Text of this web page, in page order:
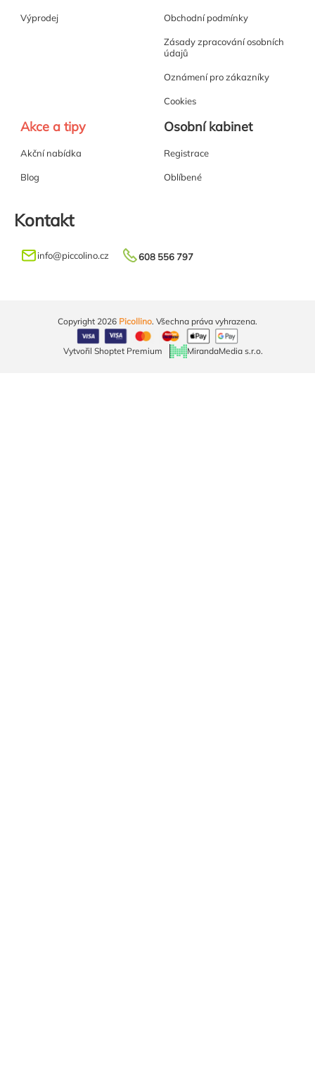
Výprodej Obchodní podmínky
Zásady zpracování osobních
údajů
Oznámení pro zákazníky
Cookies
Akce a tipy
Akční nabídka
Blog
Osobní kabinet
Registrace
Oblíbené
Kontakt
info@piccolino.cz 608 556 797
Vytvořil Shoptet Premium MirandaMedia s.r.o.
Copyright 2026 Picollino. Všechna práva vyhrazena.